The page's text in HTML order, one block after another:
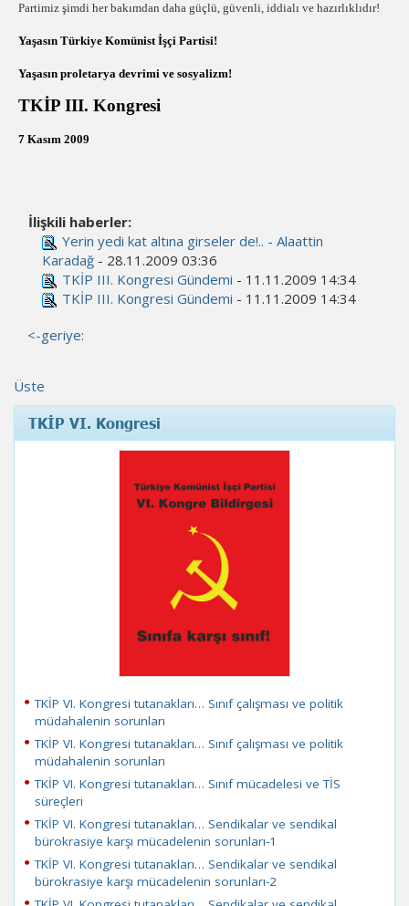
Partimiz şimdi her bakımdan daha güçlü, güvenli, iddialı ve hazırlıklıdır!
Yaşasın Türkiye Komünist İşçi Partisi!
Yaşasın proletarya devrimi ve sosyalizm!
TKİP III. Kongresi
7 Kasım 2009
İlişkili haberler:
Yerin yedi kat altına girseler de!.. - Alaattin
Karadağ - 28.11.2009 03:36
TKİP III. Kongresi Gündemi - 11.11.2009 14:34
TKİP III. Kongresi Gündemi - 11.11.2009 14:34
<-geriye:
Üste
TKİP VI. Kongresi
TKİP VI. Kongresi tutanakları… Sınıf çalışması ve politik
müdahalenin sorunları
TKİP VI. Kongresi tutanakları… Sınıf çalışması ve politik
müdahalenin sorunları
TKİP VI. Kongresi tutanakları… Sınıf mücadelesi ve TİS
süreçleri
TKİP VI. Kongresi tutanakları… Sendikalar ve sendikal
bürokrasiye karşı mücadelenin sorunları-1
TKİP VI. Kongresi tutanakları… Sendikalar ve sendikal
bürokrasiye karşı mücadelenin sorunları-2